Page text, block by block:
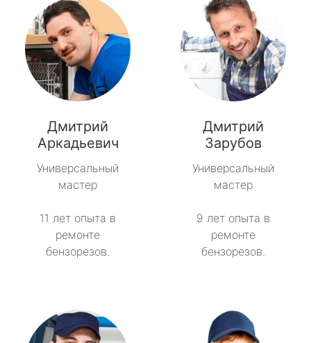
Дмитрий
Аркадьевич
Универсальный
мастер
11 лет опыта в
ремонте
бензорезов.
Дмитрий
Зарубов
Универсальный
мастер
9 лет опыта в
ремонте
бензорезов.